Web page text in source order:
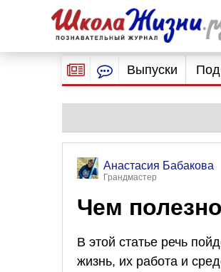
Выпуски
Анастасия Бабакова
Грандмастер
Чем
В этой статье речь
жизнь, их работа и